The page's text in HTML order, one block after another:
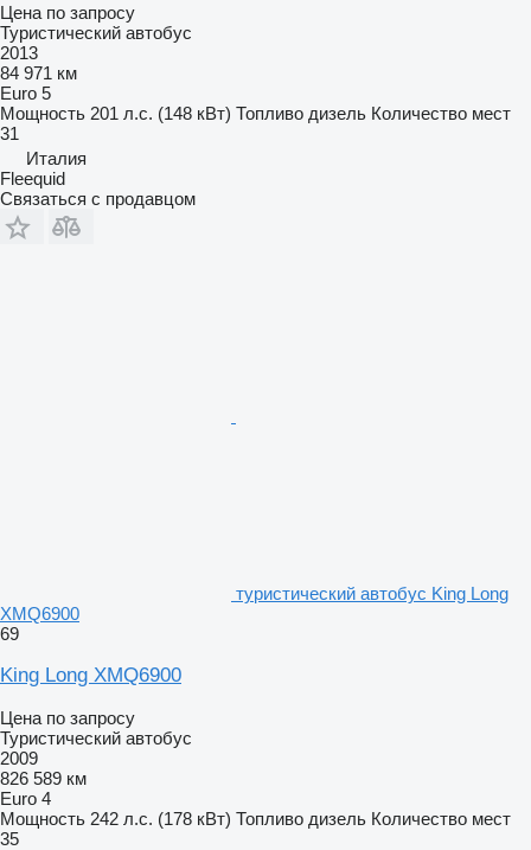
Цена по запросу
Туристический автобус
2013
84 971 км
Euro 5
Мощность 201 л.с. (148 кВт) Топливо дизель Количество мест
31
Италия
Fleequid
Связаться с продавцом
туристический автобус King Long
XMQ6900
69
King Long XMQ6900
Цена по запросу
Туристический автобус
2009
826 589 км
Euro 4
Мощность 242 л.с. (178 кВт) Топливо дизель Количество мест
35